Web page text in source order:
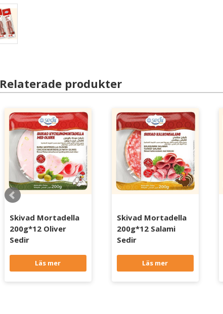
Relaterade produkter
Skivad Mortadella
200g*12 Oliver
Sedir
Läs mer
Skivad Mortadella
200g*12 Salami
Sedir
Läs mer